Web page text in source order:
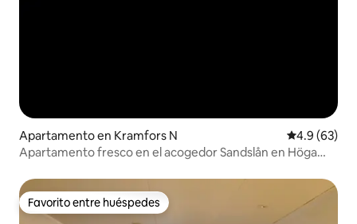
Apartamento en Kramfors N Calificación
4.9 (63)
Apartamento fresco en el acogedor Sandslån en Höga
Favorito entre huéspedes
Favorito entre huéspedes